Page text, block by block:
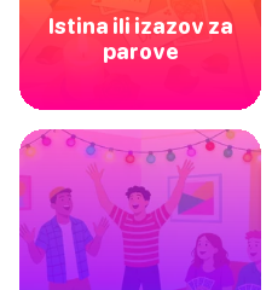
Istina ili izazov za
parove